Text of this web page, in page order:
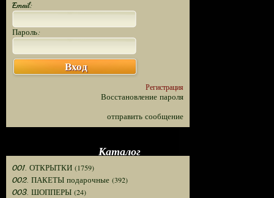
Email:
Пароль:
Вход
Регистрация
Восстановление пароля
отправить сообщение
Каталог
001. ОТКРЫТКИ (1759)
002. ПАКЕТЫ подарочные (392)
003. ШОППЕРЫ (24)